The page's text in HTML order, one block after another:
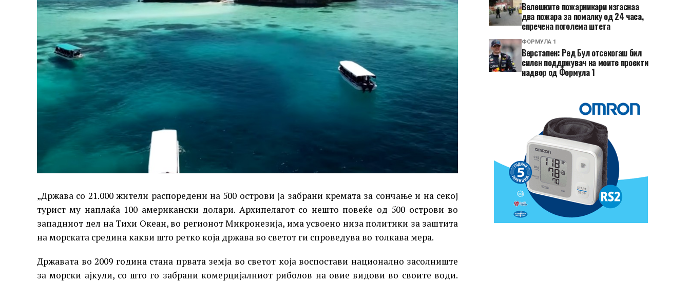
„Држава со 21.000 жители распоредени на 500 острови ја забрани кремата за сончање и на секој
турист му наплаќа 100 американски долари. Архипелагот со нешто повеќе од 500 острови во
западниот дел на Тихи Океан, во регионот Микронезија, има усвоено низа политики за заштита
на морската средина какви што ретко која држава во светот ги спроведува во толкава мера.
Државата во 2009 година стана првата земја во светот која воспостави национално засолниште
за морски ајкули, со што го забрани комерцијалниот риболов на овие видови во своите води.
Велешките пожарникари изгаснаа
два пожара за помалку од 24 часа,
спречена поголема штета
ФОРМУЛА 1
Верстапен: Ред Бул отсекогаш бил
силен поддржувач на моите проекти
надвор од Формула 1